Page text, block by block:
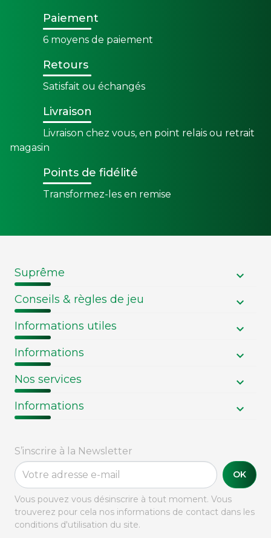
Paiement
6 moyens de paiement
Retours
Satisfait ou échangés
Livraison
Livraison chez vous, en point relais ou retrait
magasin
Points de fidélité
Transformez-les en remise
Suprême
Conseils & règles de jeu
Informations utiles
Informations
Nos services
Informations
S’inscrire à la Newsletter
OK
Vous pouvez vous désinscrire à tout moment. Vous
trouverez pour cela nos informations de contact dans les
conditions d'utilisation du site.